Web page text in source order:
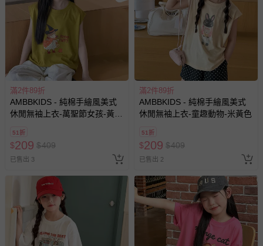
-個人衛生用品（例如尿布、貼身衣物、泳裝、襪子、地
墊、寢具類等）。
-新生兒親膚衣物（嬰幼兒包巾與背巾、包屁衣、學習
褲、紗布衣等）。
-接觸性孕哺產品（奶嘴、奶瓶、擠乳器、哺乳衣、托腹
帶束縛衣、餐搖椅等）。
-其他原廠盒裝商品封口處已貼上「不可拆封」，或具警
示字句等說明貼紙、封條者。
國際航空、客運、訂房等服務。
相關的退換貨辦理流程，可詳見：退換貨 & 退款問題
其他常見問題：
運送服務：目前提供的運送僅限台灣本島。如您位於離島地
區，可能會無法配送，或須依據商品需加收離島運費。廠商
亦保留出貨與否的權利。離島、偏遠地區、樓層親送等加價
費用，可能會另需加收。
滿2件89折
AMBBKIDS - 純棉手繪風美式
休閒無袖上衣-萬聖節女孩-黃綠
51折
$209 $409
已售出 3
滿2件89折
AMBBKIDS - 純棉手繪風美式
休閒無袖上衣-童趣動物-米黃色
51折
$209 $409
已售出 2